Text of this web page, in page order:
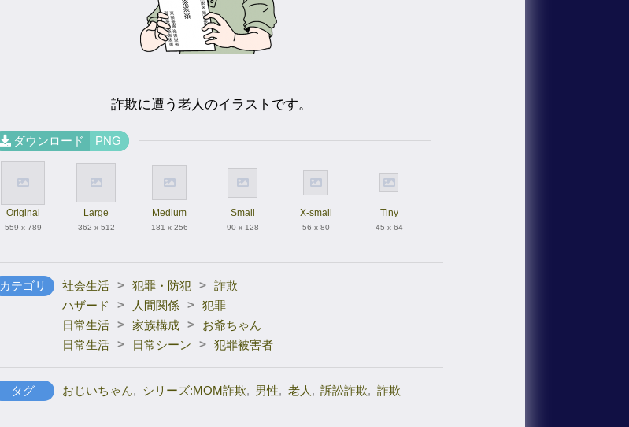
詐欺に遭う老人のイラストです。
ダウンロード PNG
Original
559 x 789
Large
362 x 512
Medium
181 x 256
Small
90 x 128
X-small
56 x 80
Tiny
45 x 64
カテゴリ 社会生活 > 犯罪・防犯 > 詐欺
ハザード
> 人間関係 > 犯罪
日常生活 > 家族構成 >
お爺ちゃん
日常生活 > 日常シーン > 犯罪被害者
タグ おじいちゃん, シリーズ:MOM詐欺, 男性, 老人 , 訴訟詐欺, 詐欺